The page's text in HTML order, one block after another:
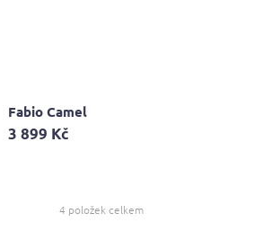
Fabio Camel
3 899 Kč
4 položek celkem